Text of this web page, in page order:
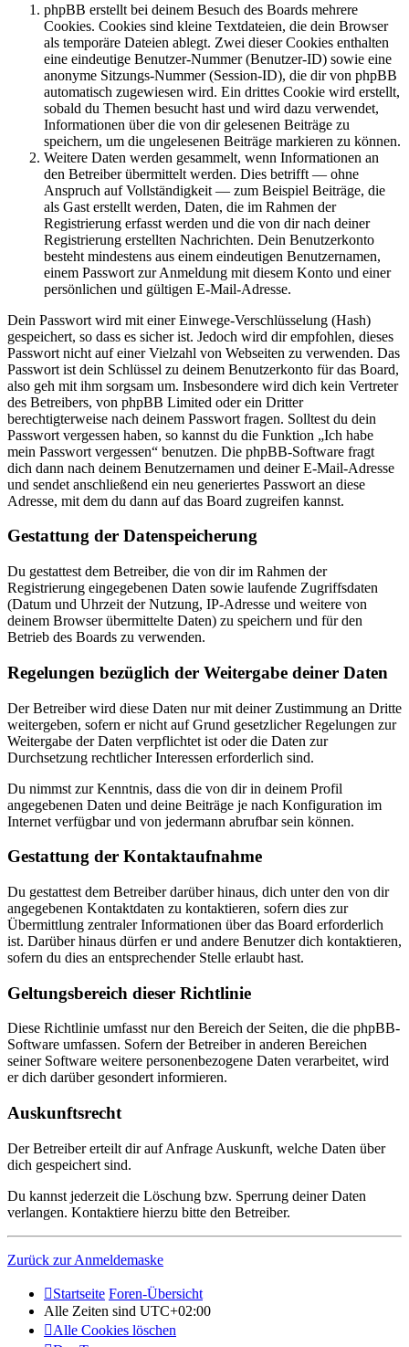
phpBB erstellt bei deinem Besuch des Boards mehrere
Cookies. Cookies sind kleine Textdateien, die dein Browser
als temporäre Dateien ablegt. Zwei dieser Cookies enthalten
eine eindeutige Benutzer-Nummer (Benutzer-ID) sowie eine
anonyme Sitzungs-Nummer (Session-ID), die dir von phpBB
automatisch zugewiesen wird. Ein drittes Cookie wird erstellt,
sobald du Themen besucht hast und wird dazu verwendet,
Informationen über die von dir gelesenen Beiträge zu
speichern, um die ungelesenen Beiträge markieren zu können.
Weitere Daten werden gesammelt, wenn Informationen an
den Betreiber übermittelt werden. Dies betrifft — ohne
Anspruch auf Vollständigkeit — zum Beispiel Beiträge, die
als Gast erstellt werden, Daten, die im Rahmen der
Registrierung erfasst werden und die von dir nach deiner
Registrierung erstellten Nachrichten. Dein Benutzerkonto
besteht mindestens aus einem eindeutigen Benutzernamen,
einem Passwort zur Anmeldung mit diesem Konto und einer
persönlichen und gültigen E-Mail-Adresse.
Dein Passwort wird mit einer Einwege-Verschlüsselung (Hash)
gespeichert, so dass es sicher ist. Jedoch wird dir empfohlen, dieses
Passwort nicht auf einer Vielzahl von Webseiten zu verwenden. Das
Passwort ist dein Schlüssel zu deinem Benutzerkonto für das Board,
also geh mit ihm sorgsam um. Insbesondere wird dich kein Vertreter
des Betreibers, von phpBB Limited oder ein Dritter
berechtigterweise nach deinem Passwort fragen. Solltest du dein
Passwort vergessen haben, so kannst du die Funktion „Ich habe
mein Passwort vergessen“ benutzen. Die phpBB-Software fragt
dich dann nach deinem Benutzernamen und deiner E-Mail-Adresse
und sendet anschließend ein neu generiertes Passwort an diese
Adresse, mit dem du dann auf das Board zugreifen kannst.
Gestattung der Datenspeicherung
Du gestattest dem Betreiber, die von dir im Rahmen der
Registrierung eingegebenen Daten sowie laufende Zugriffsdaten
(Datum und Uhrzeit der Nutzung, IP-Adresse und weitere von
deinem Browser übermittelte Daten) zu speichern und für den
Betrieb des Boards zu verwenden.
Regelungen bezüglich der Weitergabe deiner Daten
Der Betreiber wird diese Daten nur mit deiner Zustimmung an Dritte
weitergeben, sofern er nicht auf Grund gesetzlicher Regelungen zur
Weitergabe der Daten verpflichtet ist oder die Daten zur
Durchsetzung rechtlicher Interessen erforderlich sind.
Du nimmst zur Kenntnis, dass die von dir in deinem Profil
angegebenen Daten und deine Beiträge je nach Konfiguration im
Internet verfügbar und von jedermann abrufbar sein können.
Gestattung der Kontaktaufnahme
Du gestattest dem Betreiber darüber hinaus, dich unter den von dir
angegebenen Kontaktdaten zu kontaktieren, sofern dies zur
Übermittlung zentraler Informationen über das Board erforderlich
ist. Darüber hinaus dürfen er und andere Benutzer dich kontaktieren,
sofern du dies an entsprechender Stelle erlaubt hast.
Geltungsbereich dieser Richtlinie
Diese Richtlinie umfasst nur den Bereich der Seiten, die die phpBB-
Software umfassen. Sofern der Betreiber in anderen Bereichen
seiner Software weitere personenbezogene Daten verarbeitet, wird
er dich darüber gesondert informieren.
Auskunftsrecht
Der Betreiber erteilt dir auf Anfrage Auskunft, welche Daten über
dich gespeichert sind.
Du kannst jederzeit die Löschung bzw. Sperrung deiner Daten
verlangen. Kontaktiere hierzu bitte den Betreiber.
Zurück zur Anmeldemaske
Startseite Foren-Übersicht
Alle Zeiten sind UTC+02:00
Alle Cookies löschen